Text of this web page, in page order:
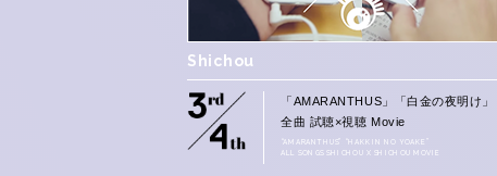
Shichou
「AMARANTHUS」「白金の夜明け」
全曲 試聴×視聴 Movie
“AMARANTHUS” “HAKKIN NO YOAKE”
ALL SONGS SHICHOU X SHICHOU MOVIE